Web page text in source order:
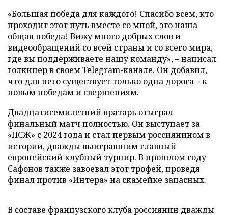
«Большая победа для каждого! Спасибо всем, кто
проходит этот путь вместе со мной, это наша
общая победа! Вижу много добрых слов и
видеообращений со всей страны и со всего мира,
где вы поддерживаете нашу команду», – написал
голкипер в своем Telegram-канале. Он добавил,
что для него существует только одна дорога – к
новым победам и свершениям.
Двадцатисемилетний вратарь отыграл
финальный матч полностью. Он выступает за
«ПСЖ» с 2024 года и стал первым россиянином в
истории, дважды выигравшим главный
европейский клубный турнир. В прошлом году
Сафонов также завоевал этот трофей, проведя
финал против «Интера» на скамейке запасных.
В составе французского клуба россиянин дважды